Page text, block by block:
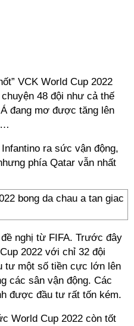
VCK World Cup 2022
48 đội như cả thế
đang mơ được tăng lên
ra sức vận động,
phía Qatar vẫn nhất
nghị từ FIFA. Trước đây
2022 với chỉ 32 đội
tư một số tiền cực lớn lên
các sân vận động. Các
được đầu tư rất tốn kém.
World Cup 2022 còn tốt